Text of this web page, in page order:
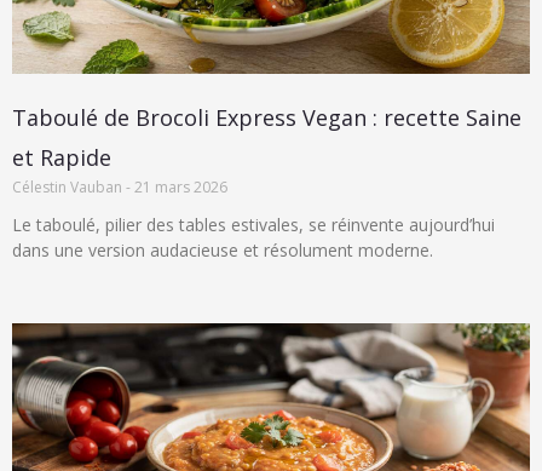
Taboulé de Brocoli Express Vegan : recette Saine
et Rapide
Célestin Vauban 21 mars 2026
Le taboulé, pilier des tables estivales, se réinvente aujourd’hui
dans une version audacieuse et résolument moderne.